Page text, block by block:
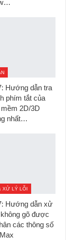
Hướng dẫn tra
phím tắt của
2D/3D
nhất…
XỬ LÝ LỖI
Hướng dẫn xử
gõ được
các thông số